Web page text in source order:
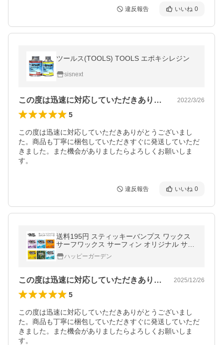
違反報告 いいね 0
ツールス(TOOLS) TOOLS エポキシレジン
sisnext
この度は迅速に対応していただきありがと… 2022/3/26
5
この度は迅速に対応していただきありがとうございまし
た。商品も丁寧に梱包していただきすぐに発送していただ
きました。また機会がありましたらよろしくお願いしま
す。
違反報告 いいね 0
送料195円 スティッキーバンプス ワックス
サーフワックス サーフィン オリジナル サー
フボード ベースコート Sticky bumps STICK
Y BUMPS SEXWAX
ハッピーガーデン
この度は迅速に対応していただきありがと… 2025/12/26
5
この度は迅速に対応していただきありがとうございまし
た。商品も丁寧に梱包していただきすぐに発送していただ
きました。また機会がありましたらよろしくお願いしま
す。